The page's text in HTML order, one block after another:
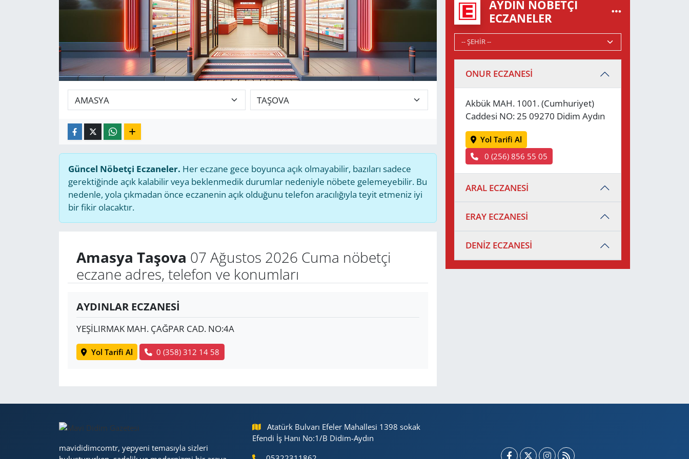
Güncel Nöbetçi Eczaneler. Her eczane gece boyunca açık olmayabilir, bazıları sadece
gerektiğinde açık kalabilir veya beklenmedik durumlar nedeniyle nöbete gelemeyebilir. Bu
nedenle, yola çıkmadan önce eczanenin açık olduğunu telefon aracılığıyla teyit etmeniz iyi
bir fikir olacaktır.
Amasya Taşova 07 Ağustos 2026 Cuma nöbetçi
eczane adres, telefon ve konumları
AYDINLAR ECZANESİ
YEŞİLIRMAK MAH. ÇAĞPAR CAD. NO:4A
Yol Tarifi Al 0 (358) 312 14 58
AYDIN NÖBETÇI
ECZANELER
ONUR ECZANESİ
Akbük MAH. 1001. (Cumhuriyet)
Caddesi NO: 25 09270 Didim Aydın
Yol Tarifi Al
0 (256) 856 55 05
ARAL ECZANESİ
ERAY ECZANESİ
DENİZ ECZANESİ
mavididimcomtr, yepyeni temasıyla sizleri
Atatürk Bulvarı Efeler Mahallesi 1398 sokak
Efendi İş Hanı No:1/B Didim-Aydın
HABERDE İNSAN
KÜLTÜR SANAT
POLİTİKA